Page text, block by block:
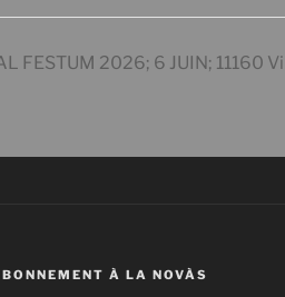
FESTUM 2026; 6 JUIN; 11160
À LA NOVÀS